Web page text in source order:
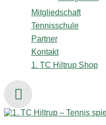
Mitgliedschaft
Tennisschule
Partner
Kontakt
1. TC Hiltrup Shop